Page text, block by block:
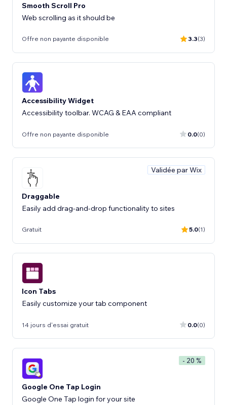
Smooth Scroll Pro
Web scrolling as it should be
Offre non payante disponible 3.3(3)
Accessibility Widget
Accessibility toolbar. WCAG & EAA compliant
Offre non payante disponible 0.0(0)
Validée par Wix
Draggable
Easily add drag-and-drop functionality to sites
Gratuit 5.0(1)
Icon Tabs
Easily customize your tab component
14 jours d'essai gratuit 0.0(0)
- 20 %
Google One Tap Login
Google One Tap login for your site